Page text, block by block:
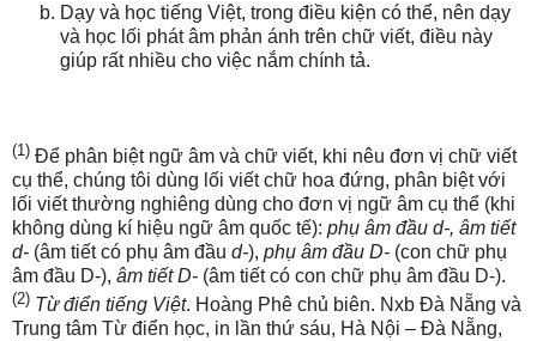
Dạy và học tiếng Việt, trong điều kiện có thể, nên dạy
và học lối phát âm phản ánh trên chữ viết, điều này
giúp rất nhiều cho việc nắm chính tả.
(1) Để phân biệt ngữ âm và chữ viết, khi nêu đơn vị chữ viết
cụ thể, chúng tôi dùng lối viết chữ hoa đứng, phân biệt với
lối viết thường nghiêng dùng cho đơn vị ngữ âm cụ thể (khi
không dùng kí hiệu ngữ âm quốc tế): phụ âm đầu d-, âm tiết
d- (âm tiết có phụ âm đầu d-), phụ âm đầu D- (con chữ phụ
âm đầu D-), âm tiết D- (âm tiết có con chữ phụ âm đầu D-).
(2) Từ điển tiếng Việt. Hoàng Phê chủ biên. Nxb Đà Nẵng và
Trung tâm Từ điển học, in lần thứ sáu, Hà Nội – Đà Nẵng,